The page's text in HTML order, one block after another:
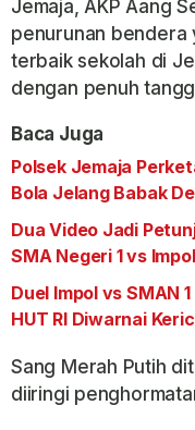
Jemaja, AKP Aang
penurunan
terbaik sekolah di
dengan penuh
Baca Juga
Polsek Jemaja
Bola Jelang Babak
Dua Video Jadi
SMA Negeri 1 vs Impol
Duel Impol vs SMAN
HUT RI Diwarnai
Sang Merah Putih
diiringi